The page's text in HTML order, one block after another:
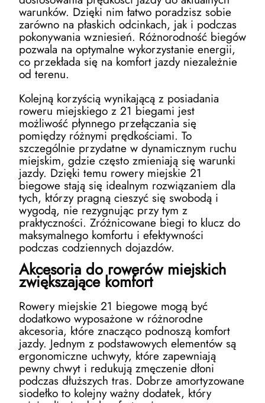
warunków. Dzięki nim łatwo poradzisz sobie
zarówno na płaskich odcinkach, jak i podczas
pokonywania wzniesień. Różnorodność biegów
pozwala na optymalne wykorzystanie energii,
co przekłada się na komfort jazdy niezależnie
od terenu.
Kolejną korzyścią wynikającą z posiadania
roweru miejskiego z 21 biegami jest
możliwość płynnego przełączania się
pomiędzy różnymi prędkościami. To
szczególnie przydatne w dynamicznym ruchu
miejskim, gdzie często zmieniają się warunki
jazdy. Dzięki temu rowery miejskie 21
biegowe stają się idealnym rozwiązaniem dla
tych, którzy pragną cieszyć się swobodą i
wygodą, nie rezygnując przy tym z
praktyczności. Zróżnicowane biegi to klucz do
maksymalnego komfortu i efektywności
podczas codziennych dojazdów.
Akcesoria do rowerów miejskich
zwiększające komfort
Rowery miejskie 21 biegowe mogą być
dodatkowo wyposażone w różnorodne
akcesoria, które znacząco podnoszą komfort
jazdy. Jednym z podstawowych elementów są
ergonomiczne uchwyty, które zapewniają
pewny chwyt i redukują zmęczenie dłoni
podczas dłuższych tras. Dobrze amortyzowane
siodełko to kolejny ważny dodatek, który